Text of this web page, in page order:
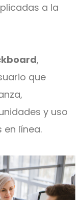
a la
,
que
y uso
línea.